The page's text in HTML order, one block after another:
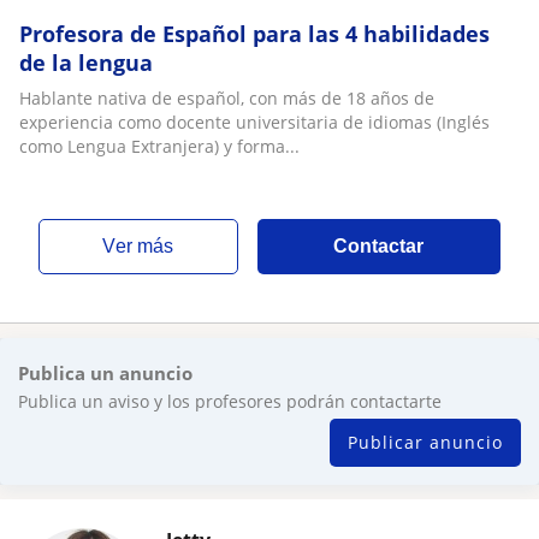
Profesora de Español para las 4 habilidades
de la lengua
Hablante nativa de español, con más de 18 años de
experiencia como docente universitaria de idiomas (Inglés
como Lengua Extranjera) y forma...
ver más Contactar
Publica un anuncio
Publica un aviso y los profesores podrán contactarte
Publicar anuncio